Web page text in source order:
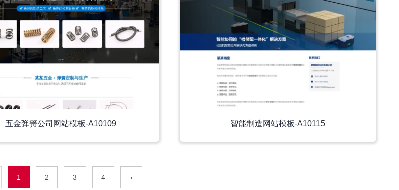
五金弹簧公司网站模板-A10109 智能制造网站模板-A10115
1 2 3 4 ›